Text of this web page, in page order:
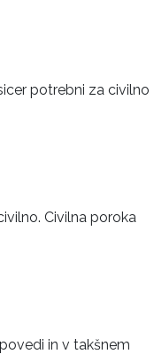
potrebni za civilno
Civilna poroka
in v takšnem